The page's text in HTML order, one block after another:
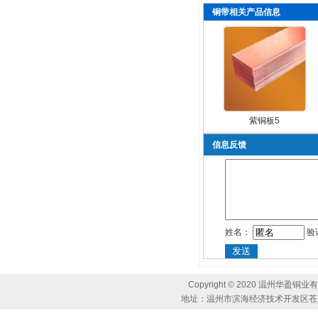
铜带相关产品信息
紫铜板5
信息反馈
姓名： 验
Copyright © 2020 温州华盈铜业
地址：温州市滨海经济技术开发区